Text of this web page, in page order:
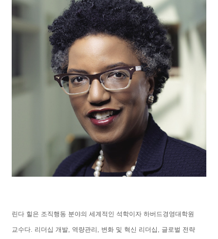
린다 힐은 조직행동 분야의 세계적인 석학이자 하버드경영대학원
교수다. 리더십 개발, 역량관리 , 변화 및 혁신 리더십 , 글로벌 전략